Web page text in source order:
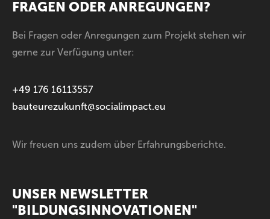
FRAGEN ODER ANREGUNGEN?
Bei Fragen oder Anregungen zum Projekt stehen wir
gerne zur Verfügung unter:
+49 176 16113557
bauteurezukunft@socialimpact.eu
Wir freuen uns zudem über Erfahrungsberichte.
UNSER NEWSLETTER
"BILDUNGSINNOVATIONEN"